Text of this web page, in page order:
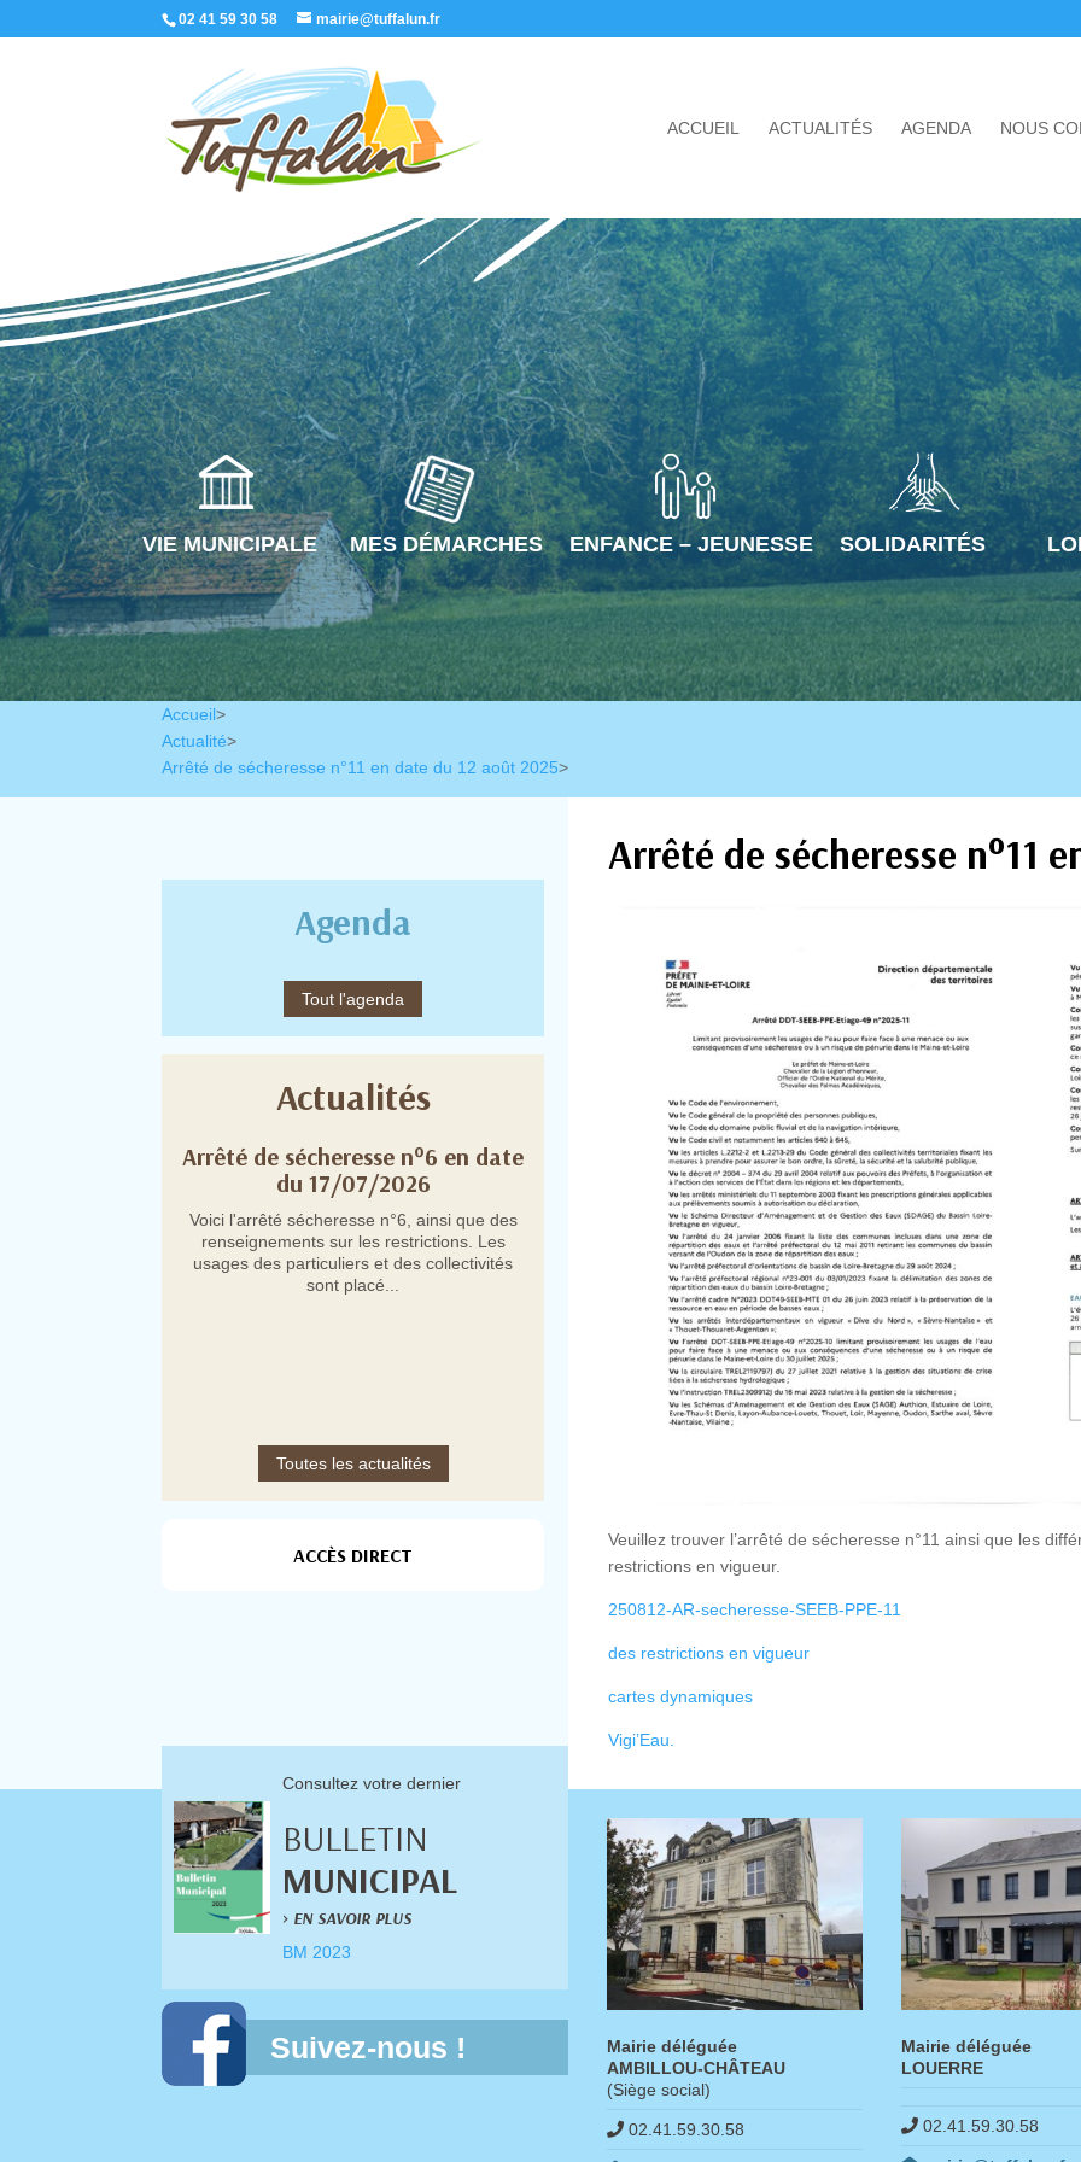
02 41 59 30 58 mairie@tuffalun.fr
ACCUEIL ACTUALITÉS AGENDA NOUS
VIE MUNICIPALE MES DÉMARCHES ENFANCE – JEUNESSE SOLIDARITÉS
Accueil>
Actualité>
Arrêté de sécheresse n°11 en date du 12 août 2025>
Agenda
Tout l'agenda
Actualités
Arrêté de sécheresse n°6 en date
du 17/07/2026
Voici l'arrêté sécheresse n°6, ainsi que des
renseignements sur les restrictions. Les
usages des particuliers et des collectivités
sont placé...
Arrêté de sécheresse n°5 en date
du 07/07/2026
Voici l'arrêté sécheresse n°5 ainsi que la
page des restrictions. Les usages des
particuliers sont placés en alerte.
ARRÊTÉ
INCENDIE
Compte tenu des
météorologiques, le
"incendie de forêt"
Maine-et-Loire
Toutes les actualités
ACCÈS DIRECT
Arrêté de sécheresse n°11
Veuillez trouver l’arrêté de sécheresse n°11 ainsi que les
restrictions en vigueur.
250812-AR-secheresse-SEEB-PPE-11
des restrictions en vigueur
cartes dynamiques
Vigi’Eau.
Consultez votre dernier
BULLETIN
MUNICIPAL
> EN SAVOIR PLUS
BM 2023
Suivez-nous !
Mairie déléguée
AMBILLOU-CHÂTEAU
(Siège social)
02.41.59.30.58
Mairie déléguée
LOUERRE
02.41.59.30.58